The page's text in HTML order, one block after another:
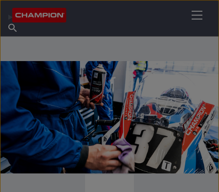
Sobre a Champion
Encontrar ponto de venda